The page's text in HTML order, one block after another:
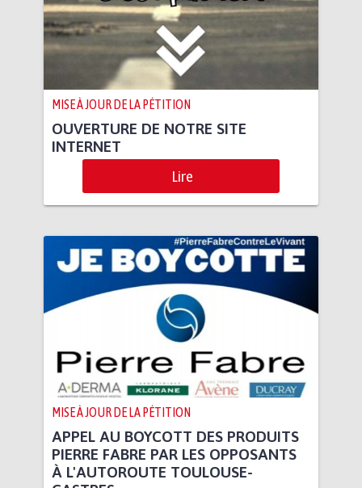
MISE À JOUR DE LA PÉTITION
OUVERTURE DE NOTRE SITE
INTERNET
Lire
MISE À JOUR DE LA PÉTITION
APPEL AU BOYCOTT DES PRODUITS
PIERRE FABRE PAR LES OPPOSANTS
À L'AUTOROUTE TOULOUSE-